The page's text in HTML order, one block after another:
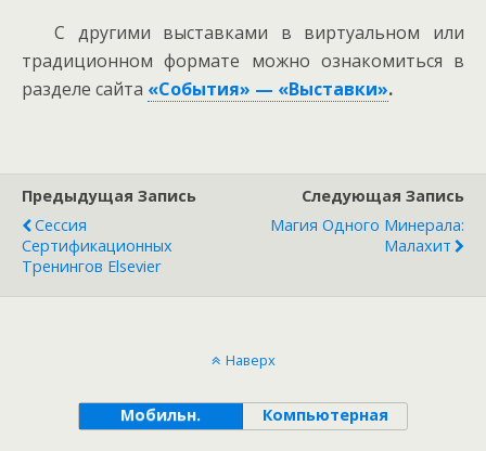
С другими выставками в виртуальном или
традиционном формате можно ознакомиться в
разделе сайта «События» — «Выставки».
Предыдущая Запись
Cессия
Сертификационных
Тренингов Elsevier
Следующая Запись
Магия Одного Минерала:
Малахит
Наверх
Мобильн. Компьютерная